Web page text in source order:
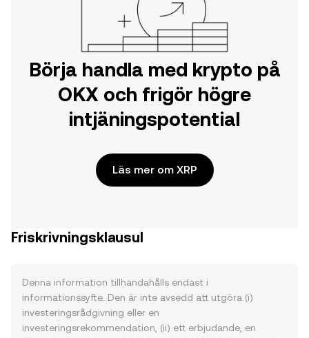
Börja handla med krypto på
OKX och frigör högre
intjäningspotential
Läs mer om XRP
Friskrivningsklausul
Denna information tillhandahålls endast i
informationssyfte. Den är inte avsedd att utgöra (i)
investeringsrådgivning eller en
investeringsrekommendation, (ii) ett erbjudande, en